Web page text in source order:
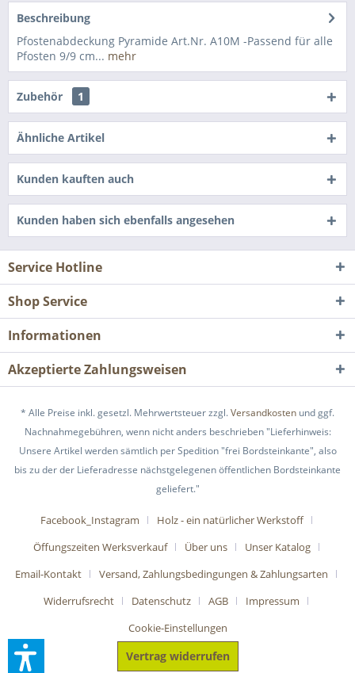
Beschreibung
Pfostenabdeckung Pyramide Art.Nr. A10M -Passend für alle
Pfosten 9/9 cm... mehr
Zubehör 1
Ähnliche Artikel
Kunden kauften auch
Kunden haben sich ebenfalls angesehen
Service Hotline
Shop Service
Informationen
Akzeptierte Zahlungsweisen
* Alle Preise inkl. gesetzl. Mehrwertsteuer zzgl.Versandkosten und ggf.
Nachnahmegebühren, wenn nicht anders beschrieben "Lieferhinweis:
Unsere Artikel werden sämtlich per Spedition "frei Bordsteinkante", also
bis zu der der Lieferadresse nächstgelegenen öffentlichen Bordsteinkante
geliefert."
Facebook_Instagram
Holz - ein natürlicher Werkstoff
Öffungszeiten Werksverkauf
Über uns
Unser Katalog
Email-Kontakt
Versand, Zahlungsbedingungen & Zahlungsarten
Widerrufsrecht
Datenschutz AGB
Impressum
Cookie-Einstellungen
Vertrag widerrufen